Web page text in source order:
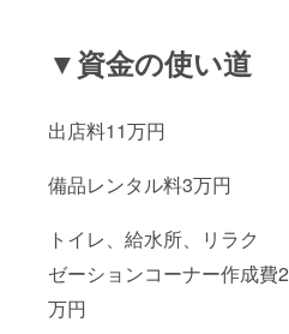
▼資金の使い道
出店料11万円
備品レンタル料3万円
トイレ、給水所、リラク
ゼーションコーナー作成費2
万円